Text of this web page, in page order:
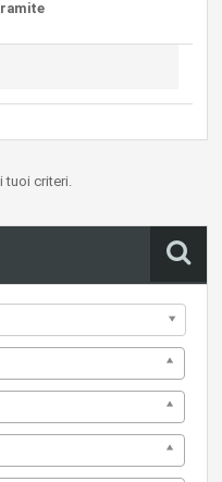
criteri.